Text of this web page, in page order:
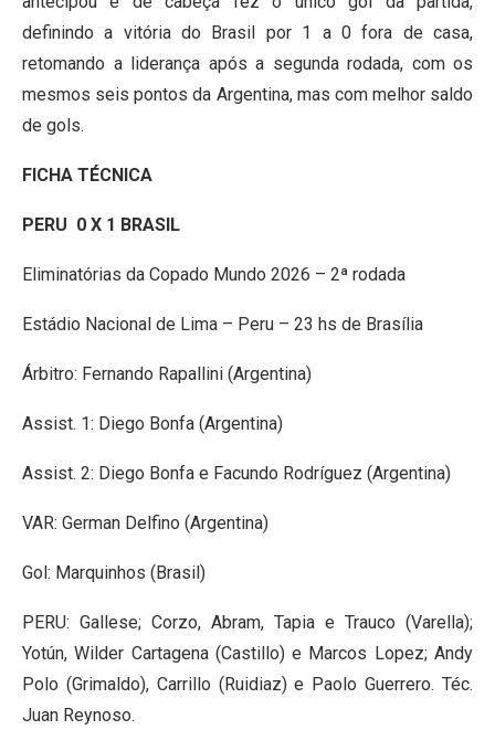
definindo a vitória do Brasil por 1 a 0 fora de casa,
retomando a liderança após a segunda rodada, com os
mesmos seis pontos da Argentina, mas com melhor saldo
de gols.
FICHA TÉCNICA
PERU 0 X 1 BRASIL
Eliminatórias da Copado Mundo 2026 – 2ª rodada
Estádio Nacional de Lima – Peru – 23 hs de Brasília
Árbitro: Fernando Rapallini (Argentina)
Assist. 1: Diego Bonfa (Argentina)
Assist. 2: Diego Bonfa e Facundo Rodríguez (Argentina)
VAR: German Delfino (Argentina)
Gol: Marquinhos (Brasil)
PERU: Gallese; Corzo, Abram, Tapia e Trauco (Varella);
Yotún, Wilder Cartagena (Castillo) e Marcos Lopez; Andy
Polo (Grimaldo), Carrillo (Ruidiaz) e Paolo Guerrero. Téc.
Juan Reynoso.